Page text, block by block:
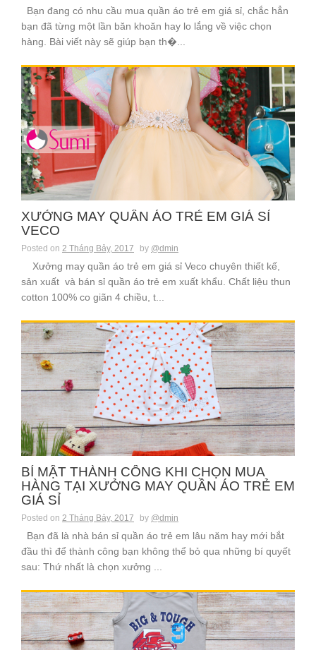
Bạn đang có nhu cầu mua quần áo trẻ em giá sỉ, chắc hẳn
bạn đã từng một lần băn khoăn hay lo lắng về việc chọn
hàng. Bài viết này sẽ giúp bạn th�...
XƯỞNG MAY QUẦN ÁO TRẺ EM GIÁ SỈ
VECO
Posted on 2 Tháng Bảy, 2017 by @dmin
Xưởng may quần áo trẻ em giá sỉ Veco chuyên thiết kế,
sản xuất và bán sỉ quần áo trẻ em xuất khẩu. Chất liệu thun
cotton 100% co giãn 4 chiều, t...
BÍ MẬT THÀNH CÔNG KHI CHỌN MUA
HÀNG TẠI XƯỞNG MAY QUẦN ÁO TRẺ EM
GIÁ SỈ
Posted on 2 Tháng Bảy, 2017 by @dmin
Bạn đã là nhà bán sỉ quần áo trẻ em lâu năm hay mới bắt
đầu thì để thành công bạn không thể bỏ qua những bí quyết
sau: Thứ nhất là chọn xưởng ...